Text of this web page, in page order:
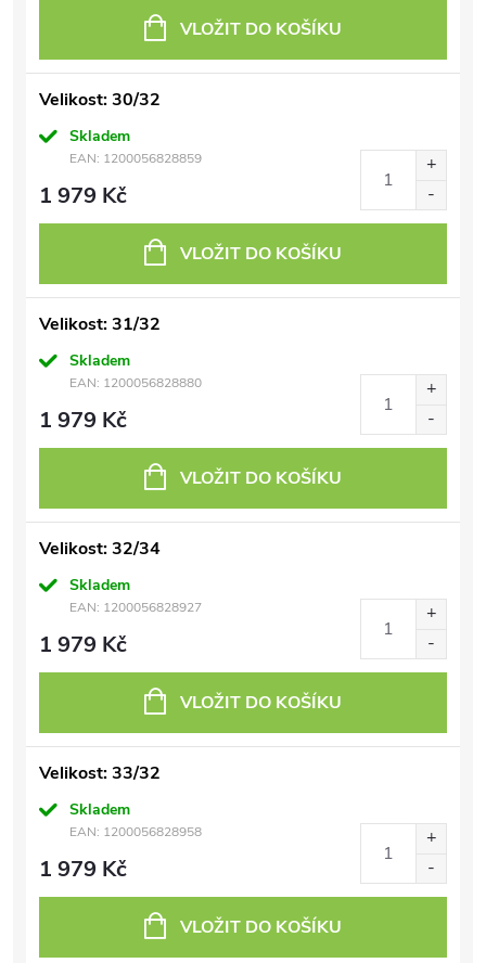
VLOŽIT DO KOŠÍKU
Velikost: 30/32
Skladem
EAN: 1200056828859
1 979 Kč
VLOŽIT DO KOŠÍKU
Velikost: 31/32
Skladem
EAN: 1200056828880
1 979 Kč
VLOŽIT DO KOŠÍKU
Velikost: 32/34
Skladem
EAN: 1200056828927
1 979 Kč
VLOŽIT DO KOŠÍKU
Velikost: 33/32
Skladem
EAN: 1200056828958
1 979 Kč
VLOŽIT DO KOŠÍKU